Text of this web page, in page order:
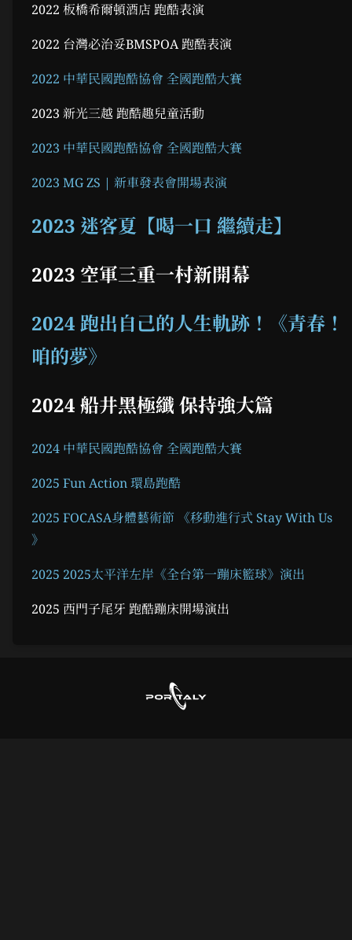
2022 板橋希爾頓酒店 跑酷表演
2022 台灣必治妥BMSPOA 跑酷表演
2022 中華民國跑酷協會 全國跑酷大賽
2023 新光三越 跑酷趣兒童活動
2023 中華民國跑酷協會 全國跑酷大賽
2023 MG ZS | 新車發表會開場表演
2023 迷客夏【喝一口 繼續走】
2023 空軍三重一村新開幕
2024 跑出自己的人生軌跡！《青春！
咱的夢》
2024 船井黑極纖 保持強大篇
2024 中華民國跑酷協會 全國跑酷大賽
2025 Fun Action 環島跑酷
2025 FOCASA身體藝術節 《移動進行式 Stay With Us
》
2025 2025太平洋左岸《全台第一蹦床籃球》演出
2025 西門子尾牙 跑酷蹦床開場演出